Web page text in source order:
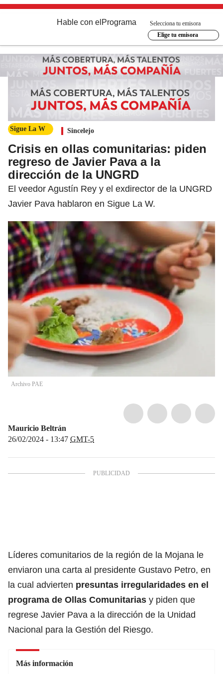
Hable con el Programa
Selecciona tu emisora
Elige tu emisora
Sigue La W Sincelejo
Crisis en ollas comunitarias: piden
regreso de Javier Pava a la
dirección de la UNGRD
El veedor Agustín Rey y el exdirector de la UNGRD
Javier Pava hablaron en Sigue La W.
Archivo PAE
Mauricio Beltrán
26/02/2024 - 13:47 GMT-5
Líderes comunitarios de la región de la Mojana le
enviaron una carta al presidente Gustavo Petro, en
la cual advierten presuntas irregularidades en el
programa de Ollas Comunitarias y piden que
regrese Javier Pava a la dirección de la Unidad
Nacional para la Gestión del Riesgo.
Más información